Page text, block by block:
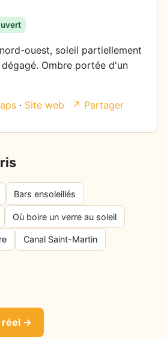
ouest, soleil partiellement
Ombre portée d'un
· Site web ↗ Partager
Bars ensoleillés
Où boire un verre au soleil
Canal Saint-Martin
réel →